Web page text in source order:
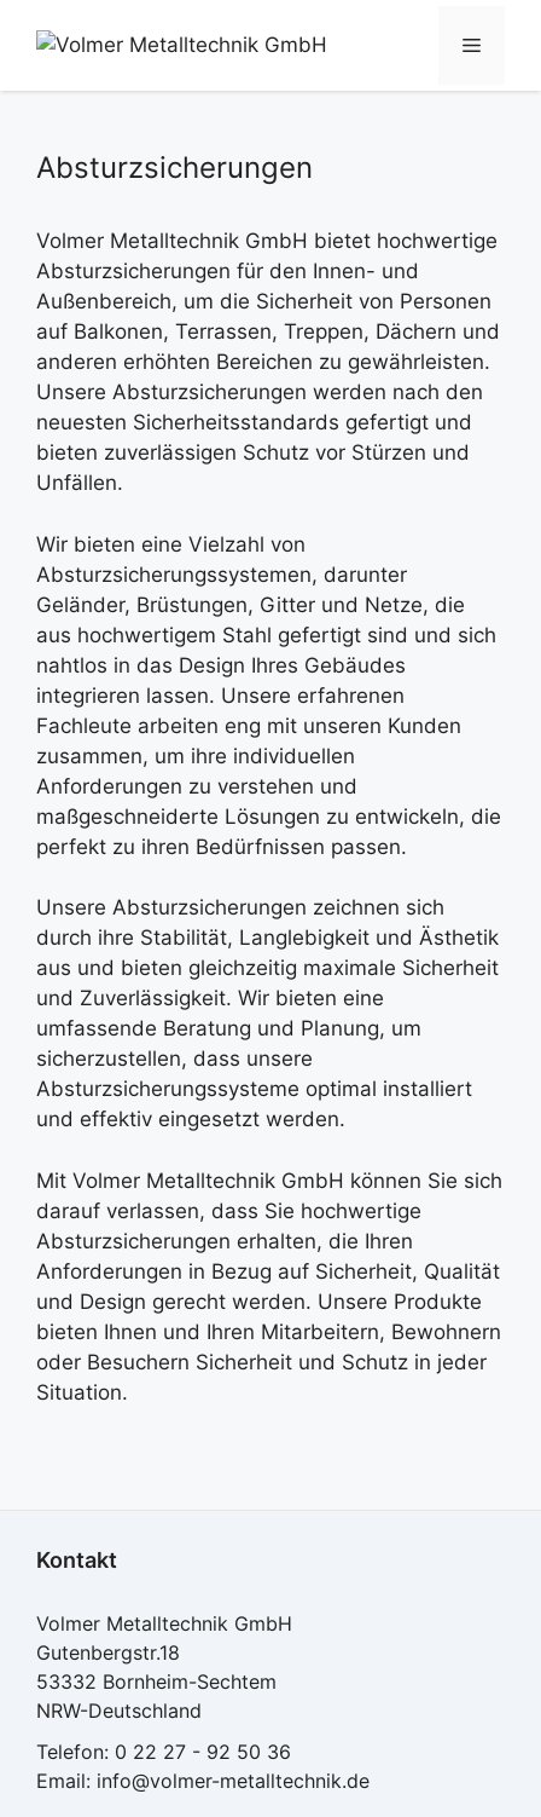
Inhalt
Menü
Absturzsicherungen
Volmer Metalltechnik GmbH bietet hochwertige
Absturzsicherungen für den Innen- und
Außenbereich, um die Sicherheit von Personen
auf Balkonen, Terrassen, Treppen, Dächern und
anderen erhöhten Bereichen zu gewährleisten.
Unsere Absturzsicherungen werden nach den
neuesten Sicherheitsstandards gefertigt und
bieten zuverlässigen Schutz vor Stürzen und
Unfällen.
Wir bieten eine Vielzahl von
Absturzsicherungssystemen, darunter
Geländer, Brüstungen, Gitter und Netze, die
aus hochwertigem Stahl gefertigt sind und sich
nahtlos in das Design Ihres Gebäudes
integrieren lassen. Unsere erfahrenen
Fachleute arbeiten eng mit unseren Kunden
zusammen, um ihre individuellen
Anforderungen zu verstehen und
maßgeschneiderte Lösungen zu entwickeln, die
perfekt zu ihren Bedürfnissen passen.
Unsere Absturzsicherungen zeichnen sich
durch ihre Stabilität, Langlebigkeit und Ästhetik
aus und bieten gleichzeitig maximale Sicherheit
und Zuverlässigkeit. Wir bieten eine
umfassende Beratung und Planung, um
sicherzustellen, dass unsere
Absturzsicherungssysteme optimal installiert
und effektiv eingesetzt werden.
Mit Volmer Metalltechnik GmbH können Sie sich
darauf verlassen, dass Sie hochwertige
Absturzsicherungen erhalten, die Ihren
Anforderungen in Bezug auf Sicherheit, Qualität
und Design gerecht werden. Unsere Produkte
bieten Ihnen und Ihren Mitarbeitern, Bewohnern
oder Besuchern Sicherheit und Schutz in jeder
Situation.
Kontakt
Volmer Metalltechnik GmbH
Gutenbergstr.18
53332 Bornheim-Sechtem
NRW-Deutschland
Telefon: 0 22 27 - 92 50 36
Email: info@volmer-metalltechnik.de